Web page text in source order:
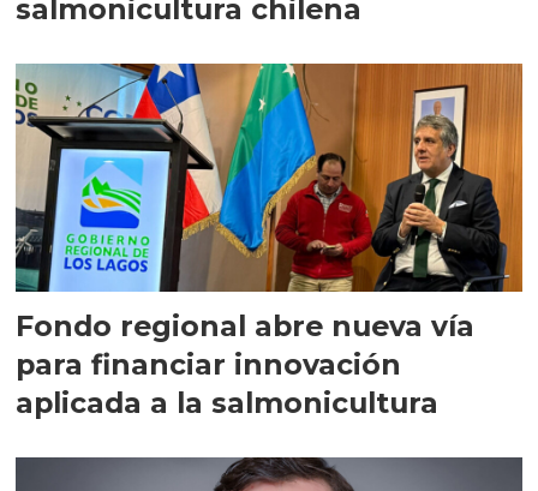
salmonicultura chilena
Fondo regional abre nueva vía
para financiar innovación
aplicada a la salmonicultura